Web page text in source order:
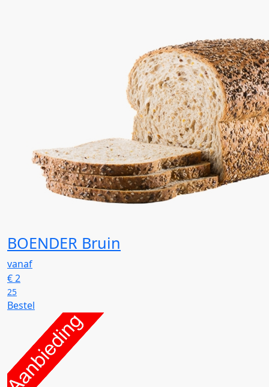
BOENDER Bruin
vanaf
€2
25
Bestel